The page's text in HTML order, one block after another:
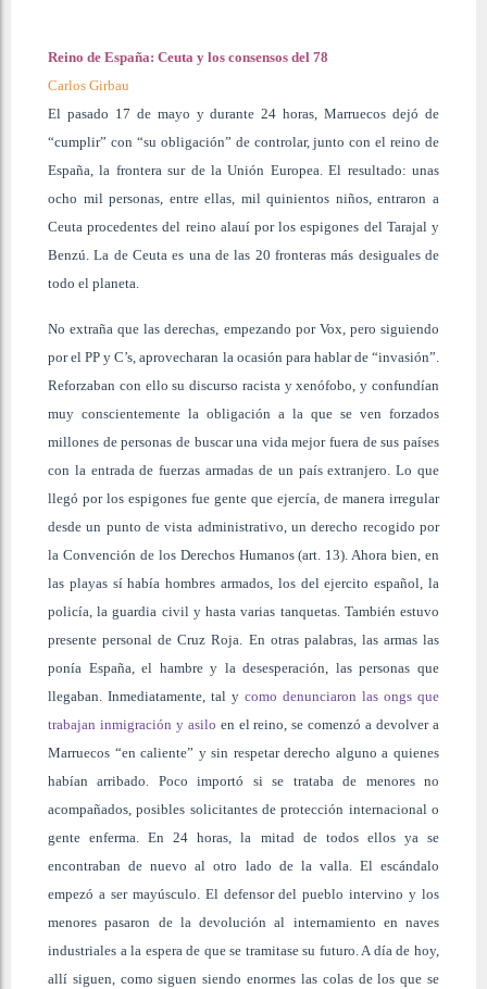
Reino de España: Ceuta y los consensos del 78
Carlos Girbau
El pasado 17 de mayo y durante 24 horas, Marruecos dejó de
“cumplir” con “su obligación” de controlar, junto con el reino de
España, la frontera sur de la Unión Europea. El resultado: unas
ocho mil personas, entre ellas, mil quinientos niños, entraron a
Ceuta procedentes del reino alauí por los espigones del Tarajal y
Benzú. La de Ceuta es una de las 20 fronteras más desiguales de
todo el planeta.
No extraña que las derechas, empezando por Vox, pero siguiendo
por el PP y C’s, aprovecharan la ocasión para hablar de “invasión”.
Reforzaban con ello su discurso racista y xenófobo, y confundían
muy conscientemente la obligación a la que se ven forzados
millones de personas de buscar una vida mejor fuera de sus países
con la entrada de fuerzas armadas de un país extranjero. Lo que
llegó por los espigones fue gente que ejercía, de manera irregular
desde un punto de vista administrativo, un derecho recogido por
la Convención de los Derechos Humanos (art. 13). Ahora bien, en
las playas sí había hombres armados, los del ejercito español, la
policía, la guardia civil y hasta varias tanquetas. También estuvo
presente personal de Cruz Roja. En otras palabras, las armas las
ponía España, el hambre y la desesperación, las personas que
llegaban. Inmediatamente, tal y como denunciaron las ongs que
trabajan inmigración y asilo en el reino, se comenzó a devolver a
Marruecos “en caliente” y sin respetar derecho alguno a quienes
habían arribado. Poco importó si se trataba de menores no
acompañados, posibles solicitantes de protección internacional o
gente enferma. En 24 horas, la mitad de todos ellos ya se
encontraban de nuevo al otro lado de la valla. El escándalo
empezó a ser mayúsculo. El defensor del pueblo intervino y los
menores pasaron de la devolución al internamiento en naves
industriales a la espera de que se tramitase su futuro. A día de hoy,
allí siguen, como siguen siendo enormes las colas de los que se